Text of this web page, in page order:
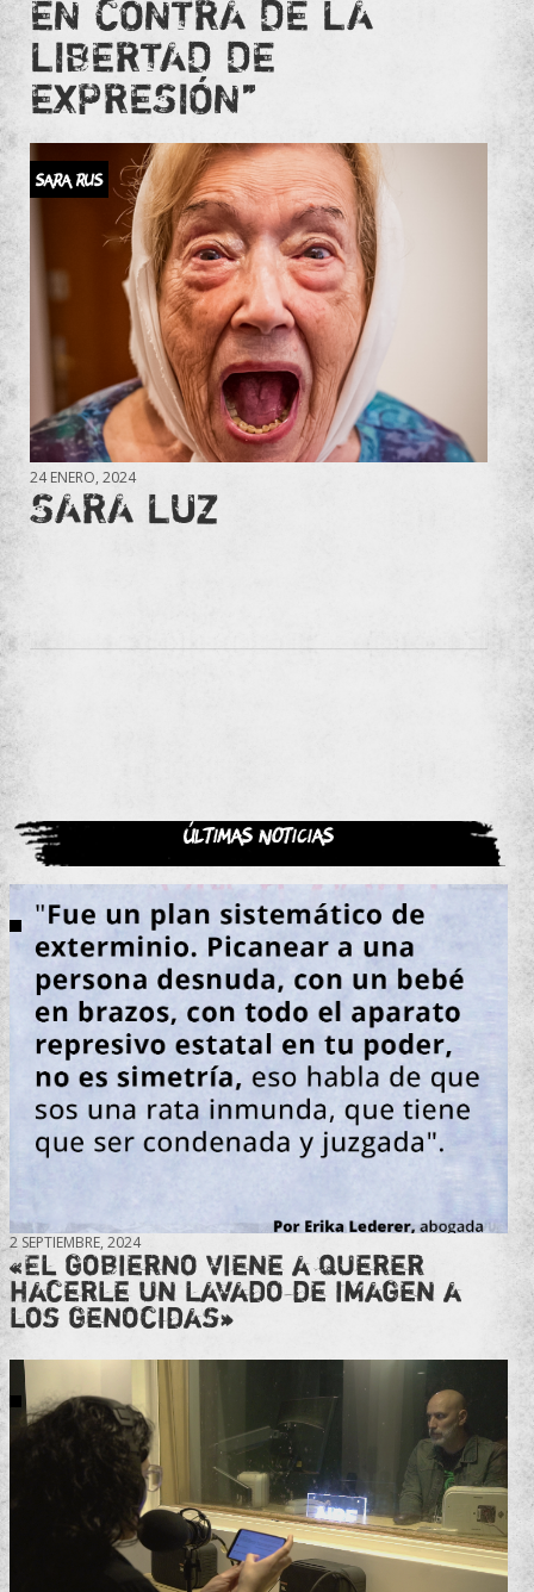
EN CONTRA DE LA
LIBERTAD DE
EXPRESIÓN”
SARA RUS
24 ENERO, 2024
SARA LUZ
Últimas noticias
2 SEPTIEMBRE, 2024
«El gobierno viene a querer
hacerle un lavado de imagen a
los genocidas»